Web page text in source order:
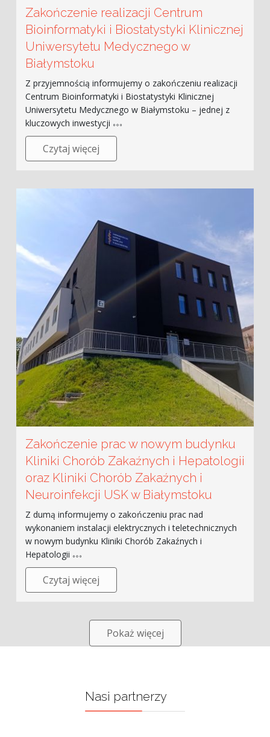
Zakończenie realizacji Centrum
Bioinformatyki i Biostatystyki Klinicznej
Uniwersytetu Medycznego w
Białymstoku
Z przyjemnością informujemy o zakończeniu realizacji
Centrum Bioinformatyki i Biostatystyki Klinicznej
Uniwersytetu Medycznego w Białymstoku – jednej z
kluczowych inwestycji
Czytaj więcej
Zakończenie prac w nowym budynku
Kliniki Chorób Zakaźnych i Hepatologii
oraz Kliniki Chorób Zakaźnych i
Neuroinfekcji USK w Białymstoku
Z dumą informujemy o zakończeniu prac nad
wykonaniem instalacji elektrycznych i teletechnicznych
w nowym budynku Kliniki Chorób Zakaźnych i
Hepatologii
Czytaj więcej
Pokaż więcej
Nasi partnerzy